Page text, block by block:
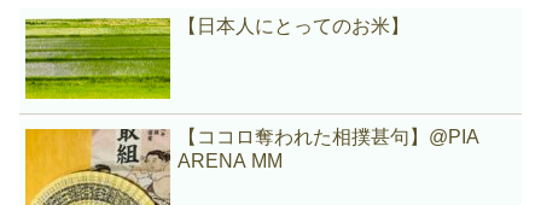
【日本人にとってのお米】
【ココロ奪われた相撲甚句】@PIA
ARENA MM